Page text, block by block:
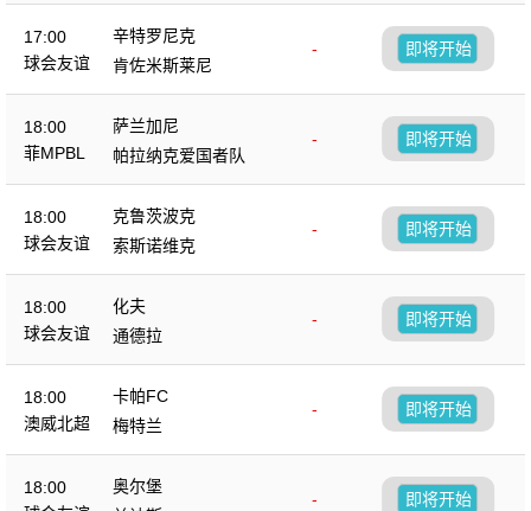
17:00
球会友谊
辛特罗尼克
-
肯佐米斯莱尼
即将开始
18:00
菲MPBL
萨兰加尼
-
帕拉纳克爱国者队
即将开始
18:00
球会友谊
克鲁茨波克
-
索斯诺维克
即将开始
18:00
球会友谊
化夫
-
通德拉
即将开始
18:00
澳威北超
卡帕FC
-
梅特兰
即将开始
18:00
奥尔堡
-
即将开始